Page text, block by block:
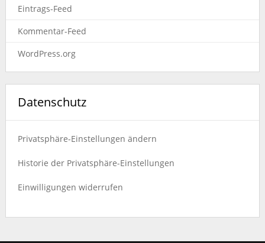
Eintrags-Feed
Kommentar-Feed
WordPress.org
Datenschutz
Privatsphäre-Einstellungen ändern
Historie der Privatsphäre-Einstellungen
Einwilligungen widerrufen